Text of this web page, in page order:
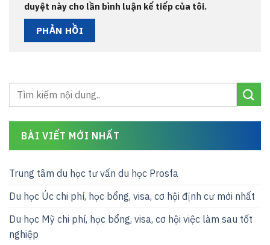
duyệt này cho lần bình luận kế tiếp của tôi.
BÀI VIẾT MỚI NHẤT
Trung tâm du học tư vấn du học Prosfa
Du học Úc chi phí, học bổng, visa, cơ hội định cư mới nhất
Du học Mỹ chi phí, học bổng, visa, cơ hội việc làm sau tốt
nghiệp